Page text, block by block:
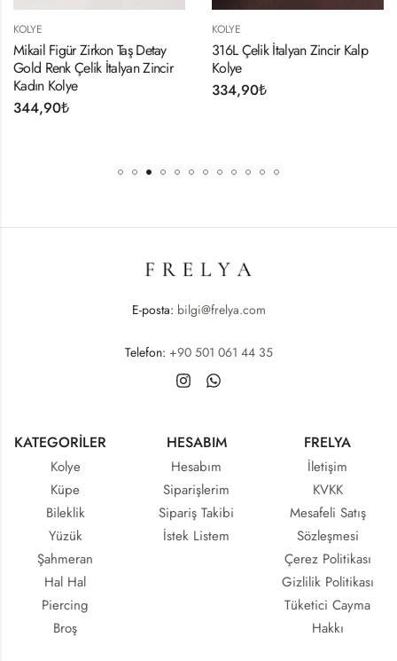
KOLYE
Mikail Figür Zirkon Taş Detay
Gold Renk Çelik İtalyan Zincir
Kadın Kolye
344,90₺
KOLYE
316L Çelik İtalyan Zincir Kalp
Kolye
334,90₺
E-posta: bilgi@frelya.com
Telefon: +90 501 061 44 35
KATEGORİLER
Kolye
Küpe
Bileklik
Yüzük
Şahmeran
Hal Hal
Piercing
Broş
HESABIM
Hesabım
Siparişlerim
Sipariş Takibi
İstek Listem
FRELYA
İletişim
KVKK
Mesafeli Satış
Sözleşmesi
Çerez Politikası
Gizlilik Politikası
Tüketici Cayma
Hakkı